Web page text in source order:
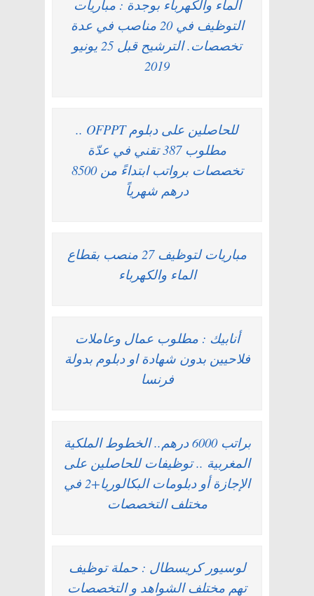
الماء والكهرباء بوجدة : مباريات
التوظيف في 20 مناصب في عدة
تخصصات. الترشيح قبل 25 يونيو
2019
للحاصلين على دبلوم OFPPT ..
مطلوب 387 تقني في عدّة
تخصصات برواتب ابتداءً من 8500
درهم شهرياً
مباريات لتوظيف 27 منصب بقطاع
الماء والكهرباء
أنابيك : مطلوب عمال وعاملات
فلاحيين بدون شهادة او دبلوم بدولة
فرنسا
براتب 6000 درهم.. الخطوط الملكية
المغربية .. توظيفات للحاصلين على
الإجازة أو دبلومات البكالوريا+2 في
مختلف التخصصات
لوسيور كريسطال : حملة توظيف
تهم مختلف الشواهد و التخصصات